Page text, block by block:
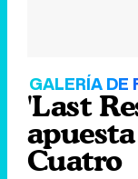
GALERÍA DE
'Last
Cuatro